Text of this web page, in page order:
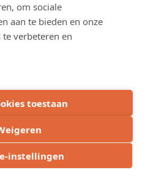
om sociale
aan te bieden en onze
verbeteren en
toestaan
instellingen
kijkt voorzichtig
onmisbaar voor 2%
blijft geconfronteerd met
van Voka – KvK Limburg
bouw en
de vooruitzichten voor